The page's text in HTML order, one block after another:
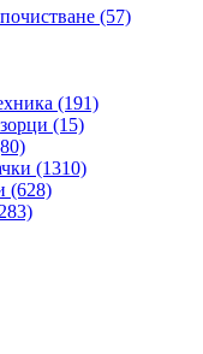
(57)
(191)
(15)
(1310)
(628)